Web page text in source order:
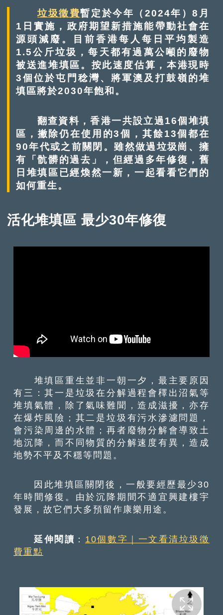
垃圾徵費暫定於今年（2024年）8月
1日實施，政府期望新措施能帶動社會在
源頭減廢。目前香港每人每日平均製造
1.5公斤垃圾，每天都有過萬公噸的廢物
被送進堆填區。按此速度估算，本港現時
3個位於屯門稔灣、將軍澳及打鼓嶺的堆
填區將於2030年飽和。
翻查資料，香港一共設立過16個堆填
區，撇除仍在使用的3個，其餘13個都在
90年代或之前關閉。雖然做過垃圾崗、擁
有「骯髒的過去」，但經過多年修復，舊
日堆填區已經煥然一新，一起看看它們的
如何重生。
活化堆填區 最少30年修復
堆填區重生並非一朝一夕，最主要原因
有三：其一是垃圾在分解過程會䆁出沼氣等
堆填氣體，除了氣味難聞，造成滋擾，亦存
在爆炸風險；其二是垃圾有污水滲濾問題，
會污染周邊的水體；再者廢物分解會導致土
地沉降，而不同物質的分解速度有異，造成
地勢不平及不穩等問題。
因此堆填區關閉後，一般要經歷最少30
年時間修復。由於沉降期間不適宜興建樓宇
發展，故它們大多預留作康樂用途。
延伸閱讀 ： 10個數字｜一文看清垃圾徵
費重點